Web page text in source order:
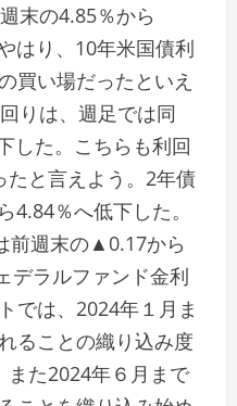
末の4.85％から
はり、10年米国債利
買い場だったといえ
りは、週足では同
した。こちらも利回
たと言えよう。2年債
4.84％へ低下した。
前週末の▲0.17から
デラルファンド金利
では、2024年１月ま
ることの織り込み度
また2024年６月まで